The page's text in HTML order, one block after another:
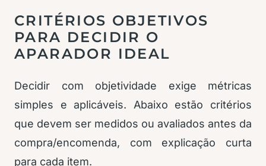
CRITÉRIOS OBJETIVOS
PARA DECIDIR O
APARADOR IDEAL
Decidir com objetividade exige métricas
simples e aplicáveis. Abaixo estão critérios
que devem ser medidos ou avaliados antes da
compra/encomenda, com explicação curta
para cada item.